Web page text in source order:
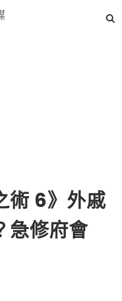
術 6》外戚
急修府會